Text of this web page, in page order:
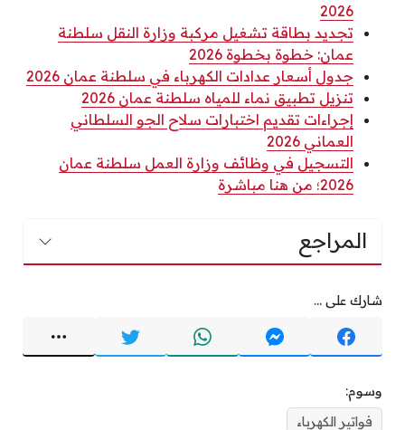
2026
تجديد بطاقة تشغيل مركبة وزارة النقل سلطنة
عمان: خطوة بخطوة 2026
جدول أسعار عدادات الكهرباء في سلطنة عمان 2026
تنزيل تطبيق نماء للمياه سلطنة عمان 2026
إجراءات تقديم اختبارات سلاح الجو السلطاني
العماني 2026
التسجيل في وظائف وزارة العمل سلطنة عمان
2026؛ من هنا مباشرة
المراجع
شارك على ...
وسوم:
فواتير الكهرباء